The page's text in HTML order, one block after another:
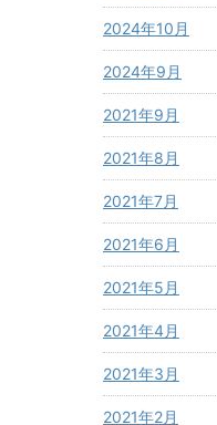
2024年10月
2024年9月
2021年9月
2021年8月
2021年7月
2021年6月
2021年5月
2021年4月
2021年3月
2021年2月